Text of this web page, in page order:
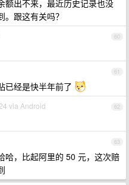
额出不来，最近历史记录也没
跟这有关吗？
60
61
已经是快半年前了
62
via Android
63
哈，比起阿里的 50 元，这次赔